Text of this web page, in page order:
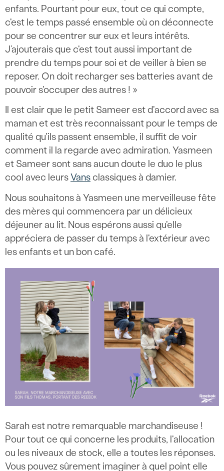
enfants. Pourtant pour eux, tout ce qui compte,
c'est le temps passé ensemble où on déconnecte
pour se concentrer sur eux et leurs intérêts.
J’ajouterais que c'est tout aussi important de
prendre du temps pour soi et de veiller à bien se
reposer. On doit recharger ses batteries avant de
pouvoir s'occuper des autres ! »
Il est clair que le petit Sameer est d'accord avec sa
maman et est très reconnaissant pour le temps de
qualité qu'ils passent ensemble, il suffit de voir
comment il la regarde avec admiration. Yasmeen
et Sameer sont sans aucun doute le duo le plus
cool avec leursVans classiques à damier.
Nous souhaitons à Yasmeen une merveilleuse fête
des mères qui commencera par un délicieux
déjeuner au lit. Nous espérons aussi qu'elle
appréciera de passer du temps à l'extérieur avec
les enfants et un bon café.
Sarah est notre remarquable marchandiseuse !
Pour tout ce qui concerne les produits, l'allocation
ou les niveaux de stock, elle a toutes les réponses.
Vous pouvez sûrement imaginer à quel point elle